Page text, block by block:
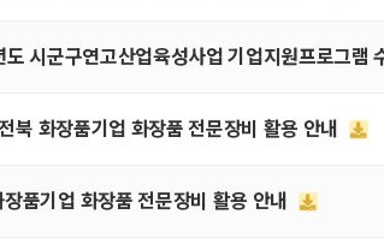
시군구연고산업육성사업 기업지원프로그램
화장품기업 화장품 전문장비 활용 안내
품기업 화장품 전문장비 활용 안내